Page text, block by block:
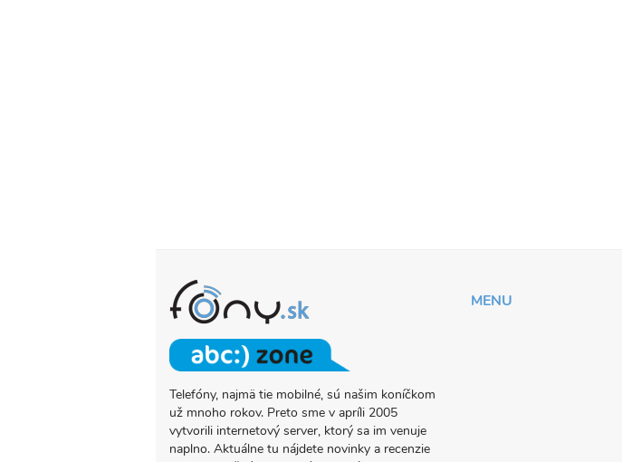
O
PROJEKTE
FONY.SK
Telefóny, najmä tie mobilné, sú našim koníčkom
už mnoho rokov. Preto sme v apríli 2005
vytvorili internetový server, ktorý sa im venuje
naplno. Aktuálne tu nájdete novinky a recenzie
MENU